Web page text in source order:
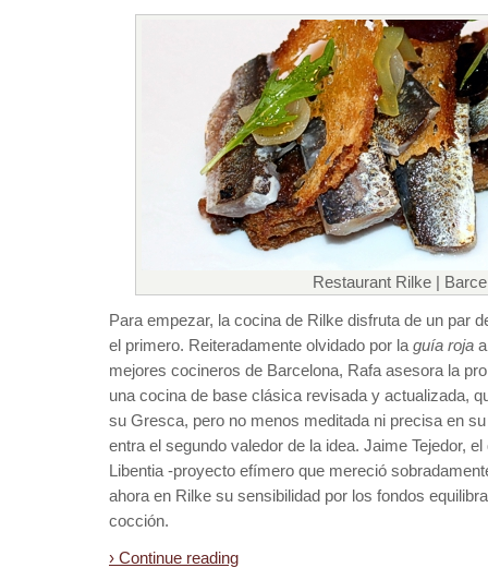
Restaurant Rilke |
Para empezar, la cocina de Rilke disfruta de un par
el primero. Reiteradamente olvidado por la guía roja
mejores cocineros de Barcelona, Rafa asesora la
una cocina de base clásica revisada y actualizada,
su Gresca, pero no menos meditada ni precisa en
entra el segundo valedor de la idea. Jaime Tejedor,
Libentia -proyecto efímero que mereció
ahora en Rilke su sensibilidad por los fondos
cocción.
› Continue reading